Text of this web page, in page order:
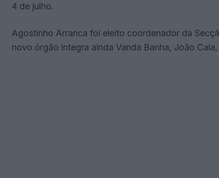
4 de julho.
Agostinho Arranca foi eleito coordenador da
novo órgão integra ainda Vanda Banha, João